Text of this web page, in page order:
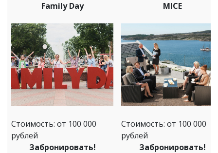
Family Day
Стоимость: от 100 000
рублей
Забронировать!
MICE
Стоимость: от 100 000
рублей
Забронировать!